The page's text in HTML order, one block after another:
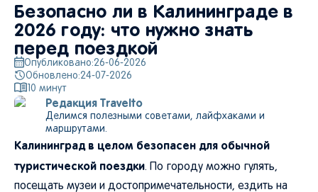
Безопасно ли в Калининграде в
2026 году: что нужно знать
перед поездкой
Опубликовано:26-06-2026
Обновлено:24-07-2026
10 минут
Редакция Travelto
Делимся полезными советами, лайфхаками и
маршрутами.
Калининград в целом безопасен для обычной
туристической поездки. По городу можно гулять,
посещать музеи и достопримечательности, ездить на